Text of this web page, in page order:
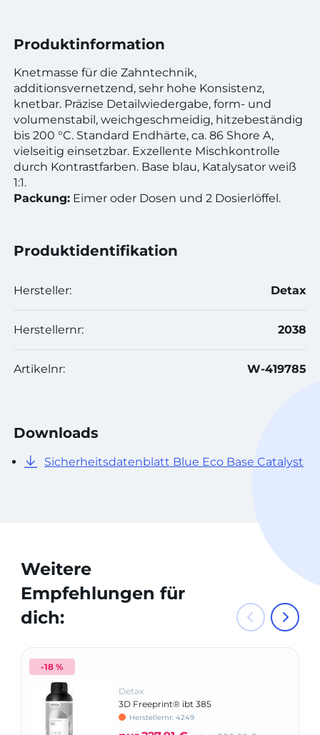
Produktinformation
Knetmasse für die Zahntechnik,
additionsvernetzend, sehr hohe Konsistenz,
knetbar. Präzise Detailwiedergabe, form- und
volumenstabil, weichgeschmeidig, hitzebeständig
bis 200 °C. Standard Endhärte, ca. 86 Shore A,
vielseitig einsetzbar. Exzellente Mischkontrolle
durch Kontrastfarben. Base blau, Katalysator weiß
1:1.
Packung: Eimer oder Dosen und 2 Dosierlöffel.
Produktidentifikation
Hersteller: Detax
Herstellernr: 2038
Artikelnr: W-419785
Downloads
Sicherheitsdatenblatt Blue Eco Base Catalyst
Weitere
Empfehlungen für
dich:
-18 %
Detax
3D Freeprint® ibt 385
Herstellernr: 4249